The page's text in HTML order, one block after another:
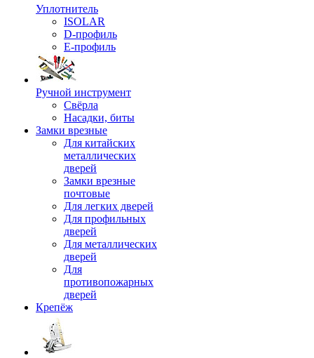
Уплотнитель
ISOLAR
D-профиль
Е-профиль
Ручной инструмент
Свёрла
Насадки, биты
Замки врезные
Для китайских
металлических
дверей
Замки врезные
почтовые
Для легких дверей
Для профильных
дверей
Для металлических
дверей
Для
противопожарных
дверей
Крепёж